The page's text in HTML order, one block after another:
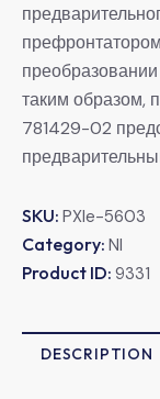
таким образом,
781429-02
SKU: PXIe-5603
Category: NI
Product ID: 9331
DESCRIPTION